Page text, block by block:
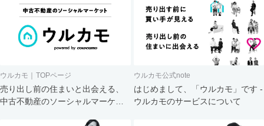
ウルカモ｜TOPページ
売り出し前の住まいと出会える、
中古不動産のソーシャルマーケッ
ウルカモ公式note
はじめまして、「ウルカモ」です -
ウルカモのサービスについて